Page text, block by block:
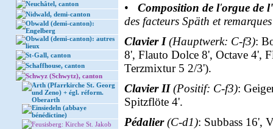
Neuchâtel, canton
Nidwald, demi-canton
Obwald (demi-canton):
Engelberg
Obwald (demi-canton): autres
lieux
St-Gall, canton
Schaffhouse, canton
Schwyz (Schwytz), canton
Arth (Pfarrkirche St. Georg
und Zeno) + égl. réform.
Oberarth
Einsiedeln (abbaye
bénédictine)
Feusisberg: Kirche St. Jakob
• Composition de l'orgue de
des facteurs Späth et
Clavier I (Hauptwerk: C-f3):
8', Flauto Dolce 8', Octave 4',
Terzmixtur 5 2/3').
Clavier II (Positif: C-f3):
Spitzflöte 4'.
Pédalier (C-d1): Subbass 16',